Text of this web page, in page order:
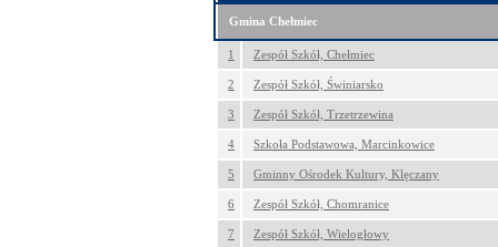
Gmina Chełmiec
1 Zespół Szkół, Chełmiec
2 Zespół Szkół, Świniarsko
3 Zespół Szkół, Trzetrzewina
4 Szkoła Podstawowa, Marcinkowice
5 Gminny Ośrodek Kultury, Klęczany
6 Zespół Szkół, Chomranice
7 Zespół Szkół, Wielogłowy